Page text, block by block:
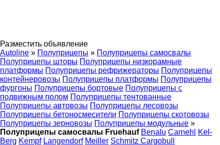
Разместить объявление
Autoline » Полуприцепы » Полуприцепы самосвалы
Полуприцепы шторы Полуприцепы низкорамные
платформы Полуприцепы рефрижераторы Полуприцепы
контейнеровозы Полуприцепы платформы Полуприцепы
фургоны Полуприцепы бортовые Полуприцепы с
подвижным полом Полуприцепы тентованные
Полуприцепы автовозы Полуприцепы лесовозы
Полуприцепы бетоносмесители Полуприцепы скотовозы
Полуприцепы зерновозы Полуприцепы модульные »
Полуприцепы самосвалы Fruehauf Benalu Carnehl
Kel-
Berg Kempf Langendorf Meiller Schmitz Cargobull